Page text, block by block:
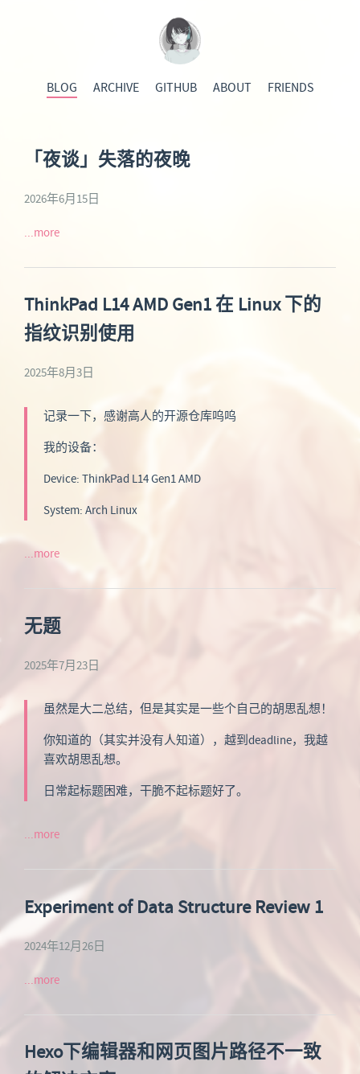
BLOG ARCHIVE GITHUB ABOUT FRIENDS
「夜谈」失落的夜晚
2026年6月15日
...more
ThinkPad L14 AMD Gen1 在 Linux 下的
指纹识别使用
2025年8月3日
记录一下，感谢高人的开源仓库呜呜
我的设备：
Device: ThinkPad L14 Gen1 AMD
System: Arch Linux
...more
无题
2025年7月23日
虽然是大二总结，但是其实是一些个自己的胡思乱想！
你知道的（其实并没有人知道），越到deadline，我越
喜欢胡思乱想。
日常起标题困难，干脆不起标题好了。
...more
Experiment of Data Structure Review 1
2024年12月26日
...more
Hexo下编辑器和网页图片路径不一致